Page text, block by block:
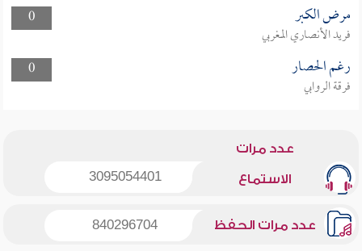
0
مرض الكبر
فريد الأنصاري المغربي
0
رغم الحصار
فرقة الروابي
عدد مرات
الاستماع 3095054401
عدد مرات الحفظ 840296704